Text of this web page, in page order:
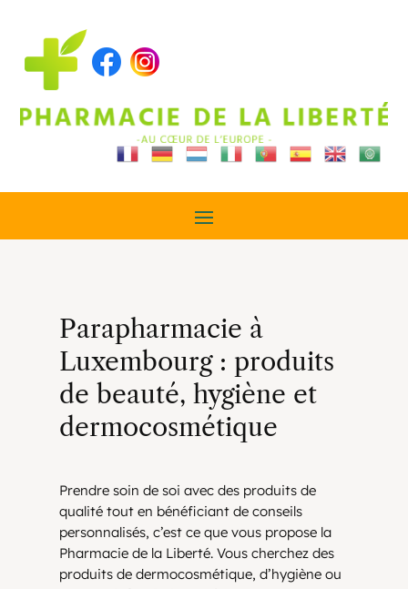
Parapharmacie à
Luxembourg : produits
de beauté, hygiène et
dermocosmétique
Prendre soin de soi avec des produits de
qualité tout en bénéficiant de conseils
personnalisés, c’est ce que vous propose la
Pharmacie de la Liberté. Vous cherchez des
produits de dermocosmétique, d’hygiène ou